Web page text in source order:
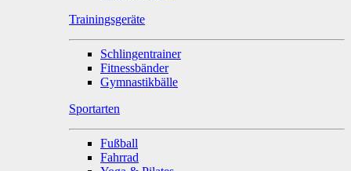
Trainingsgeräte
Schlingentrainer
Fitnessbänder
Gymnastikbälle
Sportarten
Fußball
Fahrrad